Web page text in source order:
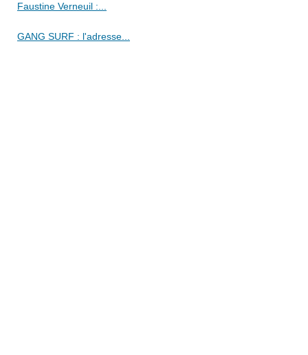
Faustine Verneuil :...
GANG SURF : l'adresse...